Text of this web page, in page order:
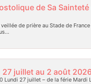
de Sa Sainteté
veillée de prière au Stade de
27 juillet au 2 août 2026
Lundi 27 juillet – de la férie Mardi